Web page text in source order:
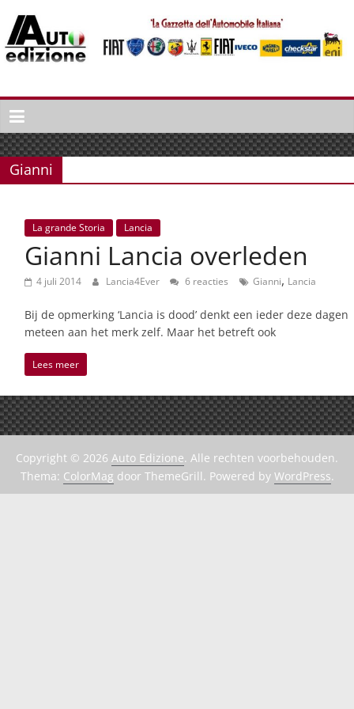
naar
inhoud
Auto
Edizione
La
Gazetta
dell'Automobile
Italiaans
autonieuws
lifestyle
Gianni
La grande Storia Lancia
Gianni Lancia overleden
4 juli 2014 Lancia4Ever 6 reacties Gianni, Lancia
Bij de opmerking ‘Lancia is dood’ denkt een ieder deze dagen
meteen aan het merk zelf. Maar het betreft ook
Lees meer
Copyright © 2026 Auto Edizione. Alle rechten voorbehouden.
Thema: ColorMag door ThemeGrill. Powered by WordPress.